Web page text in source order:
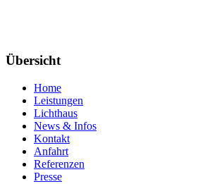
Übersicht
Home
Leistungen
Lichthaus
News & Infos
Kontakt
Anfahrt
Referenzen
Presse